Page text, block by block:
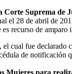
Corte Suprema de
el 28 de abril de
recurso de
cual fue declarado
de
Mujeres para